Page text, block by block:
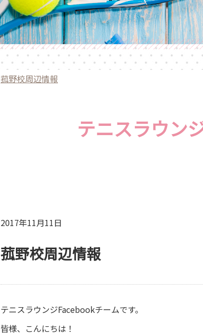
菰野校周辺情報
テニスラウン
2017年11月11日
菰野校周辺情報
テニスラウンジFacebookチームです。
皆様、こんにちは！